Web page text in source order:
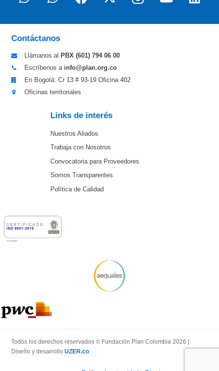
Contáctanos
Llámanos al PBX (601) 794 06 00
Escríbenos a info@plan.org.co
En Bogotá: Cr 13 # 93-19 Oficina 402
Oficinas territoriales
Links de interés
Nuestros Aliados
Trabaja con Nosotros
Convocatoria para Proveedores
Somos Transparentes
Política de Calidad
Todos los derechos reservados © Fundación Plan Colombia 2026 |
Diseño y desarrollo UZER.co